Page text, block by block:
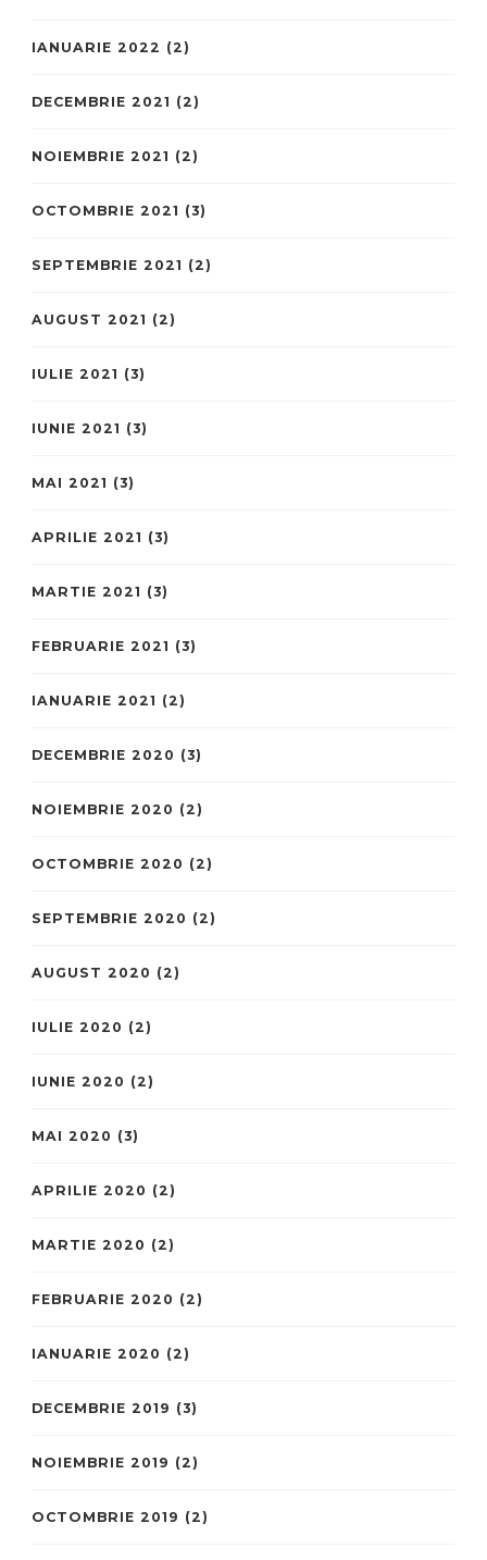
IANUARIE 2022 (2)
DECEMBRIE 2021 (2)
NOIEMBRIE 2021 (2)
OCTOMBRIE 2021 (3)
SEPTEMBRIE 2021 (2)
AUGUST 2021 (2)
IULIE 2021 (3)
IUNIE 2021 (3)
MAI 2021 (3)
APRILIE 2021 (3)
MARTIE 2021 (3)
FEBRUARIE 2021 (3)
IANUARIE 2021 (2)
DECEMBRIE 2020 (3)
NOIEMBRIE 2020 (2)
OCTOMBRIE 2020 (2)
SEPTEMBRIE 2020 (2)
AUGUST 2020 (2)
IULIE 2020 (2)
IUNIE 2020 (2)
MAI 2020 (3)
APRILIE 2020 (2)
MARTIE 2020 (2)
FEBRUARIE 2020 (2)
IANUARIE 2020 (2)
DECEMBRIE 2019 (3)
NOIEMBRIE 2019 (2)
OCTOMBRIE 2019 (2)